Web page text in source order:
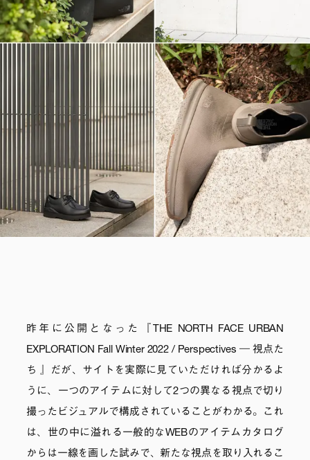
昨年に公開となった『THE NORTH FACE URBAN
EXPLORATION Fall Winter 2022 / Perspectives ― 視点た
ち 』だが、サイトを実際に見ていただければ分かるよ
うに、一つのアイテムに対して2つの異なる視点で切り
撮ったビジュアルで構成されていることがわかる。これ
は、世の中に溢れる一般的なWEBのアイテムカタログ
からは一線を画した試みで、新たな視点を取り入れるこ